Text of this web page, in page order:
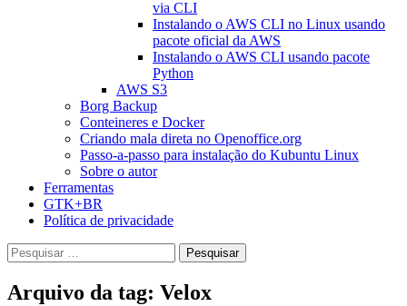
via CLI
Instalando o AWS CLI no Linux usando
pacote oficial da AWS
Instalando o AWS CLI usando pacote
Python
AWS S3
Borg Backup
Conteineres e Docker
Criando mala direta no Openoffice.org
Passo-a-passo para instalação do Kubuntu Linux
Sobre o autor
Ferramentas
GTK+BR
Política de privacidade
Pesquisar
por:
Arquivo da tag: Velox